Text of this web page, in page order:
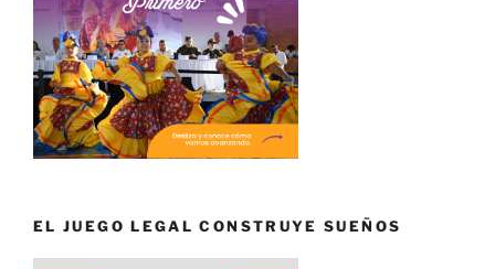
EL JUEGO LEGAL CONSTRUYE SUEÑOS